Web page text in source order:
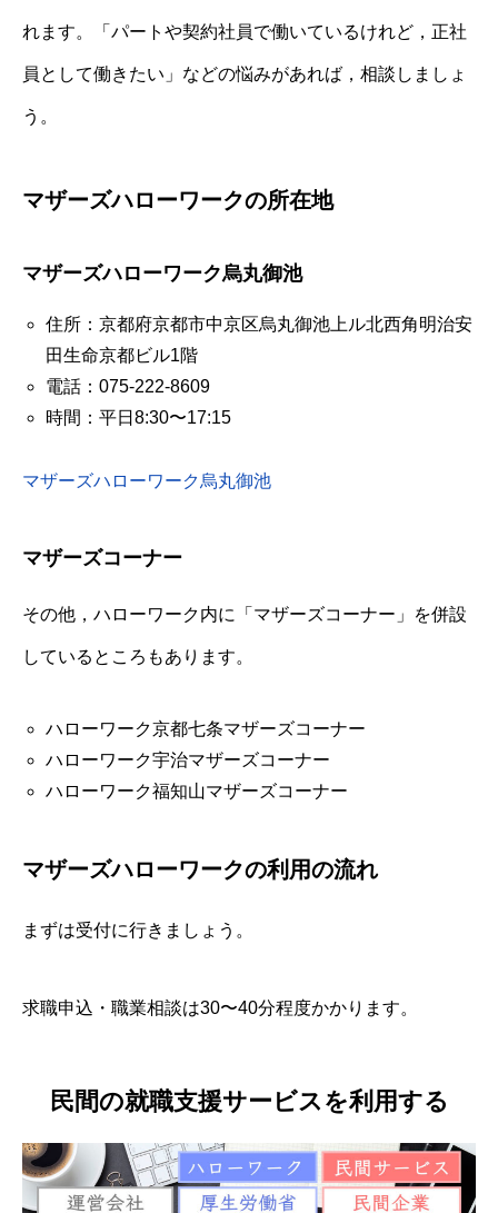
れます。「パートや契約社員で働いているけれど，正社
員として働きたい」などの悩みがあれば，相談しましょ
う。
マザーズハローワークの所在地
マザーズハローワーク烏丸御池
住所：京都府京都市中京区烏丸御池上ル北西角明治安
田生命京都ビル1階
電話：075-222-8609
時間：平日8:30〜17:15
マザーズハローワーク烏丸御池
マザーズコーナー
その他，ハローワーク内に「マザーズコーナー」を併設
しているところもあります。
ハローワーク京都七条マザーズコーナー
ハローワーク宇治マザーズコーナー
ハローワーク福知山マザーズコーナー
マザーズハローワークの利用の流れ
まずは受付に行きましょう。
求職申込・職業相談は30〜40分程度かかります。
民間の就職支援サービスを利用する